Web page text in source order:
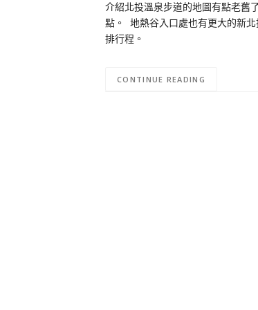
介紹北投溫泉步道的地圖有點老舊
點。 地熱谷入口處也有更大的新
排行程。
CONTINUE READING